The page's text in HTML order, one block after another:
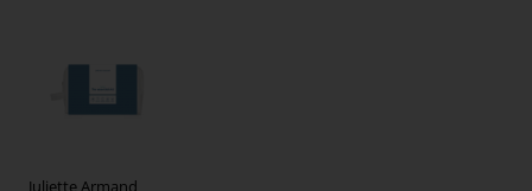
Juliette Armand